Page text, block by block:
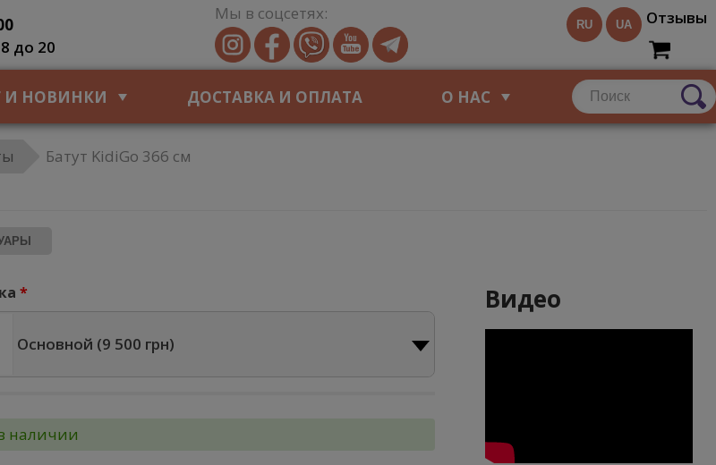
до 20
Мы в соцсетях:
RU UA Отзывы
И НОВИНКИ ДОСТАВКА И ОПЛАТА О НАС
Батут KidiGo 366 см
Основной (9 500 грн)
наличии
Видео